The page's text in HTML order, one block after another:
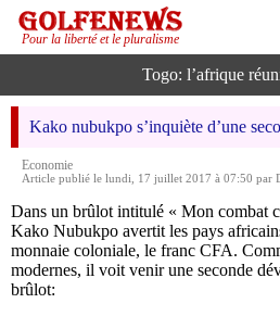
Pour la liberté et le pluralisme
Togo: l’afrique
Kako nubukpo s’inquiète d’une
Economie
Article publié le lundi, 17 juillet 2017 à 07:50 par
Dans un brûlot intitulé « Mon combat
Kako Nubukpo avertit les pays
monnaie coloniale, le franc CFA.
modernes, il voit venir une seconde
brûlot: